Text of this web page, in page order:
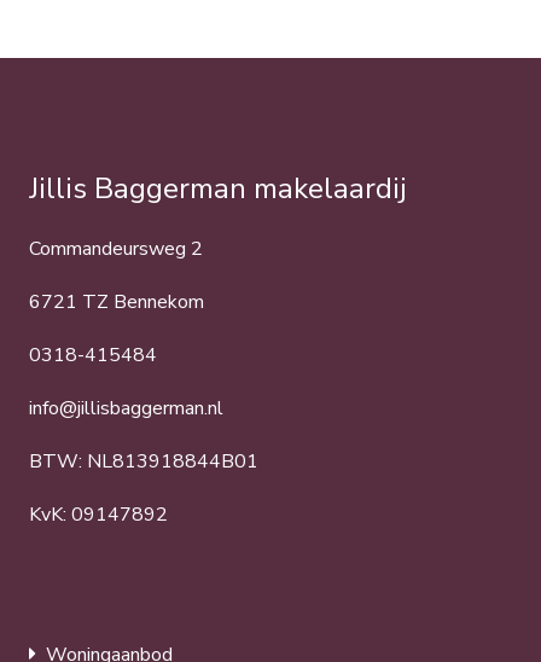
Jillis Baggerman makelaardij
Commandeursweg 2
6721 TZ Bennekom
0318-415484
info@jillisbaggerman.nl
BTW: NL813918844B01
KvK: 09147892
Woningaanbod